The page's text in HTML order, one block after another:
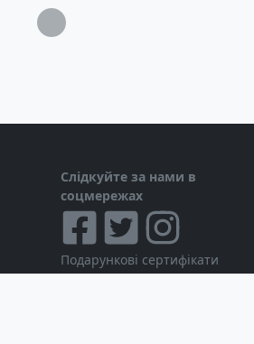
Загрузка...
Слідкуйте за нами в
соцмережах
Подарункові сертифікати
Дисконтні картки